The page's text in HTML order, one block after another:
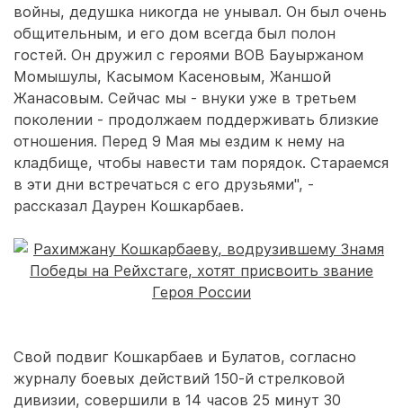
войны, дедушка никогда не унывал. Он был очень
общительным, и его дом всегда был полон
гостей. Он дружил с героями ВОВ Бауыржаном
Момышулы, Касымом Касеновым, Жаншой
Жанасовым. Сейчас мы - внуки уже в третьем
поколении - продолжаем поддерживать близкие
отношения. Перед 9 Мая мы ездим к нему на
кладбище, чтобы навести там порядок. Стараемся
в эти дни встречаться с его друзьями", -
рассказал Даурен Кошкарбаев.
Свой подвиг Кошкарбаев и Булатов, согласно
журналу боевых действий 150-й стрелковой
дивизии, совершили в 14 часов 25 минут 30